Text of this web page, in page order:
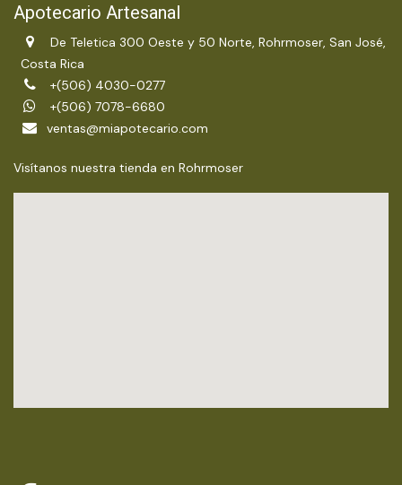
Apotecario Artesanal
De Teletica 300 Oeste y 50 Norte, Rohrmoser, San José,
Costa Rica
+(506) 4030-0277
+(506) 7078-6680
ventas@miapotecario.com
Visítanos nuestra tienda en Rohrmoser